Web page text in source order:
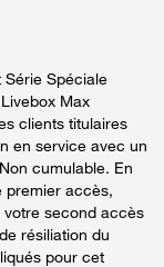
Spéciale
Max
clients titulaires
en service avec un
cumulable. En
premier accès,
votre second accès
résiliation du
pour cet